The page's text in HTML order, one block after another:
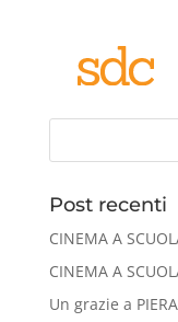
Post recenti
CINEMA A
CINEMA A
Un grazie a